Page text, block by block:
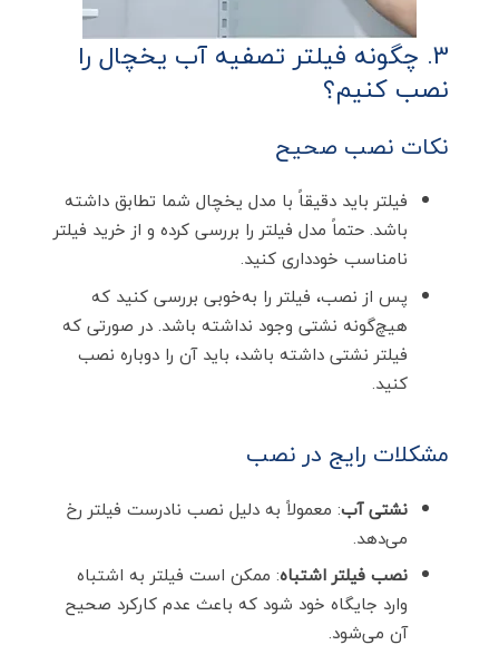
3. چگونه فیلتر تصفیه آب یخچال را
نصب کنیم؟
نکات نصب صحیح
فیلتر باید دقیقاً با مدل یخچال شما تطابق داشته
باشد. حتماً مدل فیلتر را بررسی کرده و از خرید فیلتر
نامناسب خودداری کنید.
پس از نصب، فیلتر را به‌خوبی بررسی کنید که
هیچ‌گونه نشتی وجود نداشته باشد. در صورتی که
فیلتر نشتی داشته باشد، باید آن را دوباره نصب
کنید.
مشکلات رایج در نصب
نشتی آب: معمولاً به دلیل نصب نادرست فیلتر رخ
می‌دهد.
نصب فیلتر اشتباه: ممکن است فیلتر به اشتباه
وارد جایگاه خود شود که باعث عدم کارکرد صحیح
آن می‌شود.